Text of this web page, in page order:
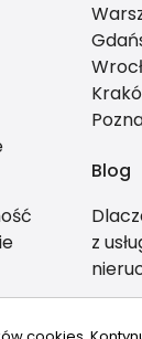
Blog
z